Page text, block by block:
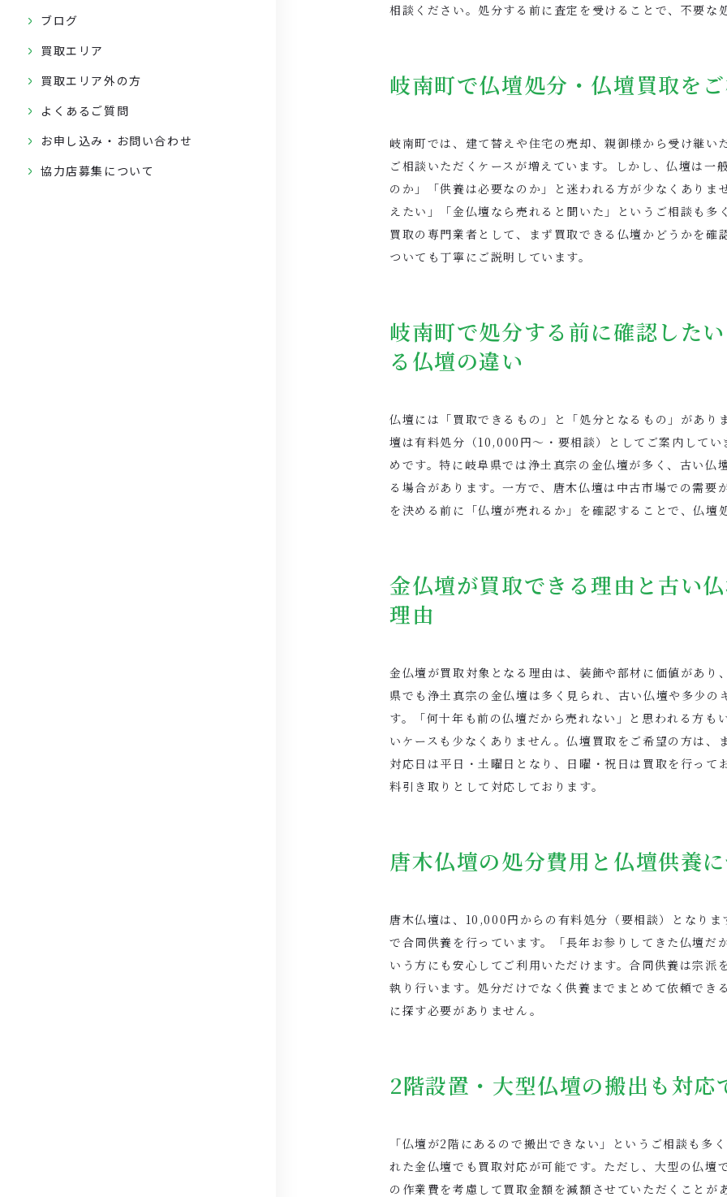
ブログ
買取エリア
買取エリア外の方
よくあるご質問
お申し込み・お問い合わせ
協力店募集について
相談ください。処分する前に査定を受けることで、不要な
岐南町で仏壇処分・仏壇買取を
岐南町では、建て替えや住宅の売却、親御様から受け継い
ご相談いただくケースが増えています。しかし、仏壇は一
のか」「供養は必要なのか」と迷われる方が少なくありま
えたい」「金仏壇なら売れると聞いた」というご相談も多
買取の専門業者として、まず買取できる仏壇かどうかを確
ついても丁寧にご説明しています。
岐南町で処分する前に確認した
る仏壇の違い
仏壇には「買取できるもの」と「処分となるもの」があり
壇は有料処分（10,000円〜・要相談）としてご案内して
めです。特に岐阜県では浄土真宗の金仏壇が多く、古い仏
る場合があります。一方で、唐木仏壇は中古市場での需要
を決める前に「仏壇が売れるか」を確認することで、仏壇
金仏壇が買取できる理由と古い
理由
金仏壇が買取対象となる理由は、装飾や部材に価値があり
県でも浄土真宗の金仏壇は多く見られ、古い仏壇や多少の
す。「何十年も前の仏壇だから売れない」と思われる方も
いケースも少なくありません。仏壇買取をご希望の方は、
対応日は平日・土曜日となり、日曜・祝日は買取を行っ
料引き取りとして対応しております。
唐木仏壇の処分費用と仏壇供養
唐木仏壇は、10,000円からの有料処分（要相談）となり
で合同供養を行っています。「長年お参りしてきた仏壇だ
いう方にも安心してご利用いただけます。合同供養は宗派
執り行います。処分だけでなく供養までまとめて依頼でき
に探す必要がありません。
2階設置・大型仏壇の搬出も対応
「仏壇が2階にあるので搬出できない」というご相談も多
れた金仏壇でも買取対応が可能です。ただし、大型の仏壇
の作業費を考慮して買取金額を減額させていただくことが